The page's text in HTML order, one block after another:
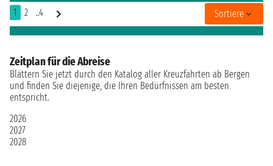
1 2 ..4 Sortiere
Zeitplan für die Abreise
Blättern Sie jetzt durch den Katalog aller Kreuzfahrten ab Bergen
und finden Sie diejenige, die Ihren Bedürfnissen am besten
entspricht.
2026
2027
2028